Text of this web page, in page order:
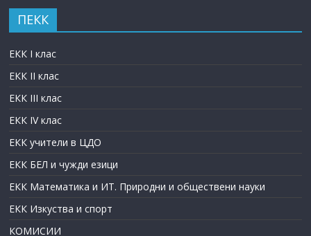
ПЕКК
ЕКК I клас
ЕКК II клас
ЕКК III клас
ЕКК IV клас
ЕКК учители в ЦДО
ЕКК БЕЛ и чужди езици
ЕКК Математика и ИТ. Природни и обществени науки
ЕКК Изкуства и спорт
КОМИСИИ